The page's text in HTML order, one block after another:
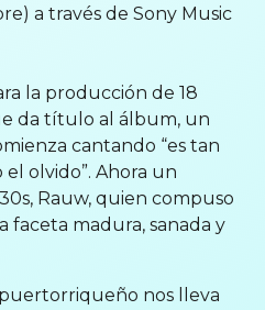
a través de Sony Music
la producción de 18
da título al álbum, un
cantando “es tan
olvido”. Ahora un
Rauw, quien compuso
madura, sanada y
nos lleva